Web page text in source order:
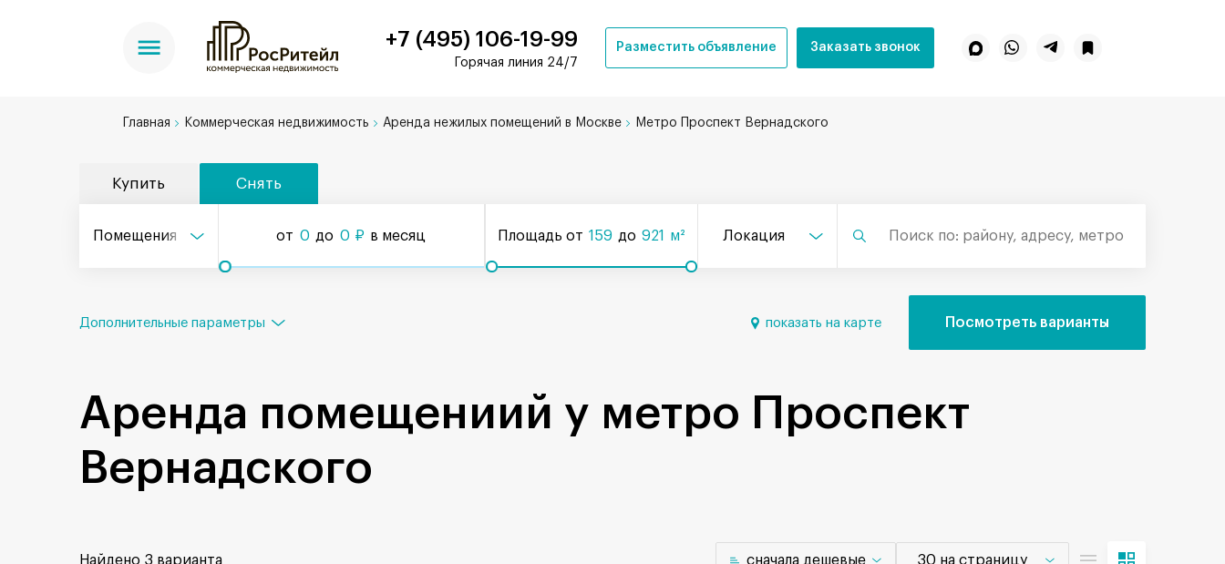
+7 (495) 106-19-99
Горячая линия 24/7
Разместить объявление Заказать звонок
Главная Коммерческая недвижимость Аренда нежилых помещений в Москве Метро Проспект Вернадского
Купить Снять
Помещения от 0 до 0 ₽ в месяц Площадь от 159 до 921 м² Локация
Дополнительные параметры показать на карте Посмотреть варианты
Аренда помещениий у метро Проспект
Вернадского
Найдено 3 варианта cначала дешевые 30 на страницу